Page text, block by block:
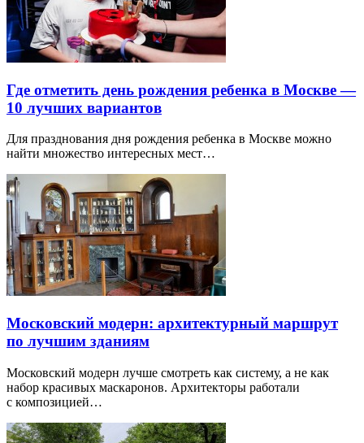
Где отметить день рождения ребенка в Москве —
10 лучших вариантов
Для празднования дня рождения ребенка в Москве можно
найти множество интересных мест…
Московский модерн: архитектурный маршрут
по лучшим зданиям
Московский модерн лучше смотреть как систему, а не как
набор красивых маскаронов. Архитекторы работали
с композицией…